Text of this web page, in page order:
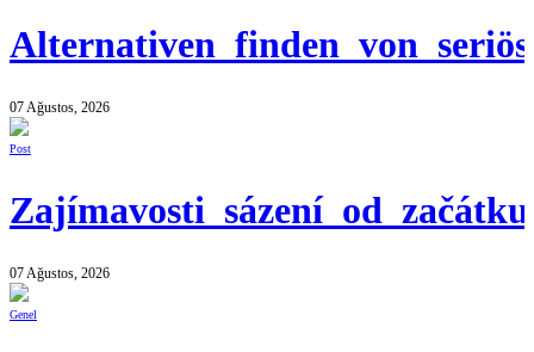
07 Ağustos, 2026
Post
07 Ağustos, 2026
Genel